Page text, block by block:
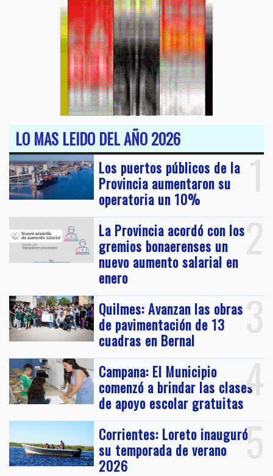
LO MAS LEIDO DEL AÑO 2026
1
Los puertos públicos de la
Provincia aumentaron su
operatoria un 10%
2
La Provincia acordó con los
gremios bonaerenses un
nuevo aumento salarial en
enero
3
Quilmes: Avanzan las obras
de pavimentación de 13
cuadras en Bernal
4
Campana: El Municipio
comenzó a brindar las clases
de apoyo escolar gratuitas
5
Corrientes: Loreto inauguró
su temporada de verano
2026